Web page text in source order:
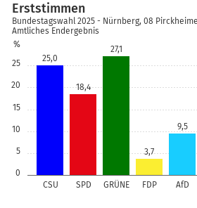
0
5
10
15
20
25
%
CSU SPD GRÜNE FDP AfD
25,0
18,4
27,1
3,7
9,5
Erststimmen
Bundestagswahl 2025 - Nürnberg, 08
Amtliches Endergebnis